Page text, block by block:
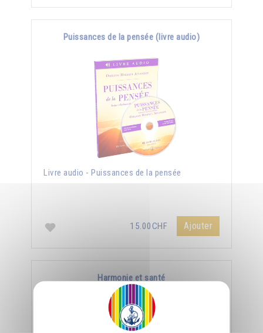
Puissances de la pensée (livre audio)
Livre audio - Puissances de la pensée
15.00CHF Ajouter
Harmonie et santé